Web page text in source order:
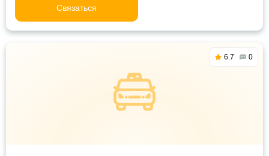
Связаться
6.7 0